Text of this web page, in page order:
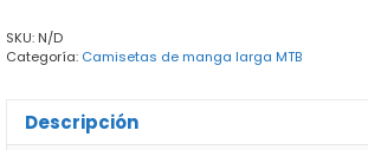
LS
SKU: N/D
Categoría: Camisetas de manga larga MTB
Descripción